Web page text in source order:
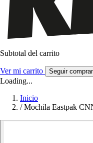
Subtotal del carrito
Ver mi carrito Seguir
Loading...
Inicio
/ Mochila Eastpak